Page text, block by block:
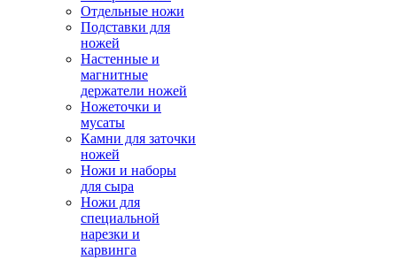
Отдельные ножи
Подставки для
ножей
Настенные и
магнитные
держатели ножей
Ножеточки и
мусаты
Камни для заточки
ножей
Ножи и наборы
для сыра
Ножи для
специальной
нарезки и
карвинга